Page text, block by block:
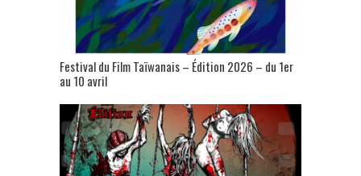
Festival du Film Taïwanais – Édition 2026 – du 1er
au 10 avril